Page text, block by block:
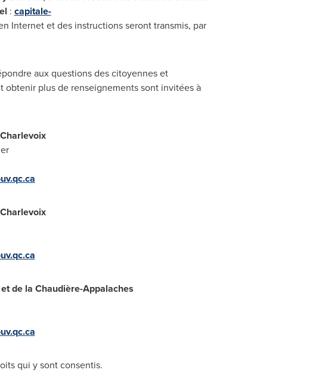
: capitale-
Internet et des instructions seront transmis, par
aux questions des citoyennes et
plus de renseignements sont invitées à
de la Chaudière-Appalaches
qui y sont consentis.